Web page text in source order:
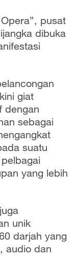
pusat
dibuka
giat
dengan
sebagai
suatu
yang lebih
unik
darjah yang
audio dan